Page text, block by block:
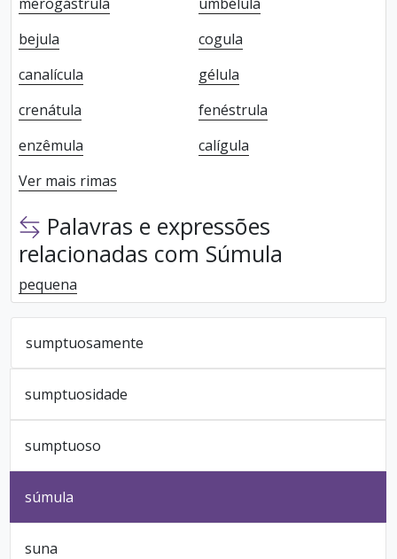
bejula
cogula
canalícula
gélula
crenátula
fenéstrula
enzêmula
calígula
Ver mais rimas
Palavras e expressões
relacionadas com Súmula
pequena
sumptuosamente
sumptuosidade
sumptuoso
súmula
suna